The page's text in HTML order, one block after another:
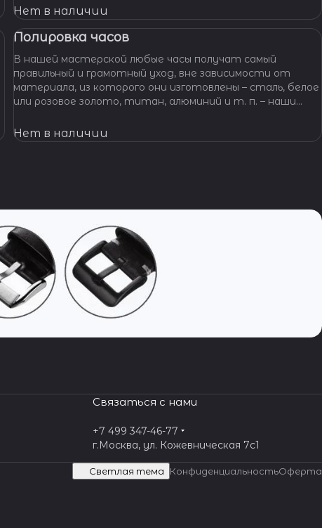
Нет в наличии
Полировка часов
В нашей мастерской любые часы получат самый
правильный и грамотный уход, вне зависимости от
материала, из которого они изготовлены – сталь, белое
или розовое золото, титан, алюминий и т. п. – наши
материал.
Нет в наличии
Связаться с нами
+7 499 347-46-77
г.Москва, ул. Кожевническая 7c1
Светлая тема КонфиденциальностьОферта